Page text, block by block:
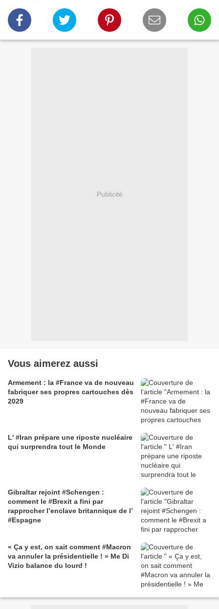
Publicité
Vous aimerez aussi
Armement : la #France va de nouveau
fabriquer ses propres cartouches dès
2029
L' #Iran prépare une riposte nucléaire
qui surprendra tout le Monde
Gibraltar rejoint #Schengen :
comment le #Brexit a fini par
rapprocher l’enclave britannique de l’
#Espagne
« Ça y est, on sait comment #Macron
va annuler la présidentielle ! » Me Di
Vizio balance du lourd !